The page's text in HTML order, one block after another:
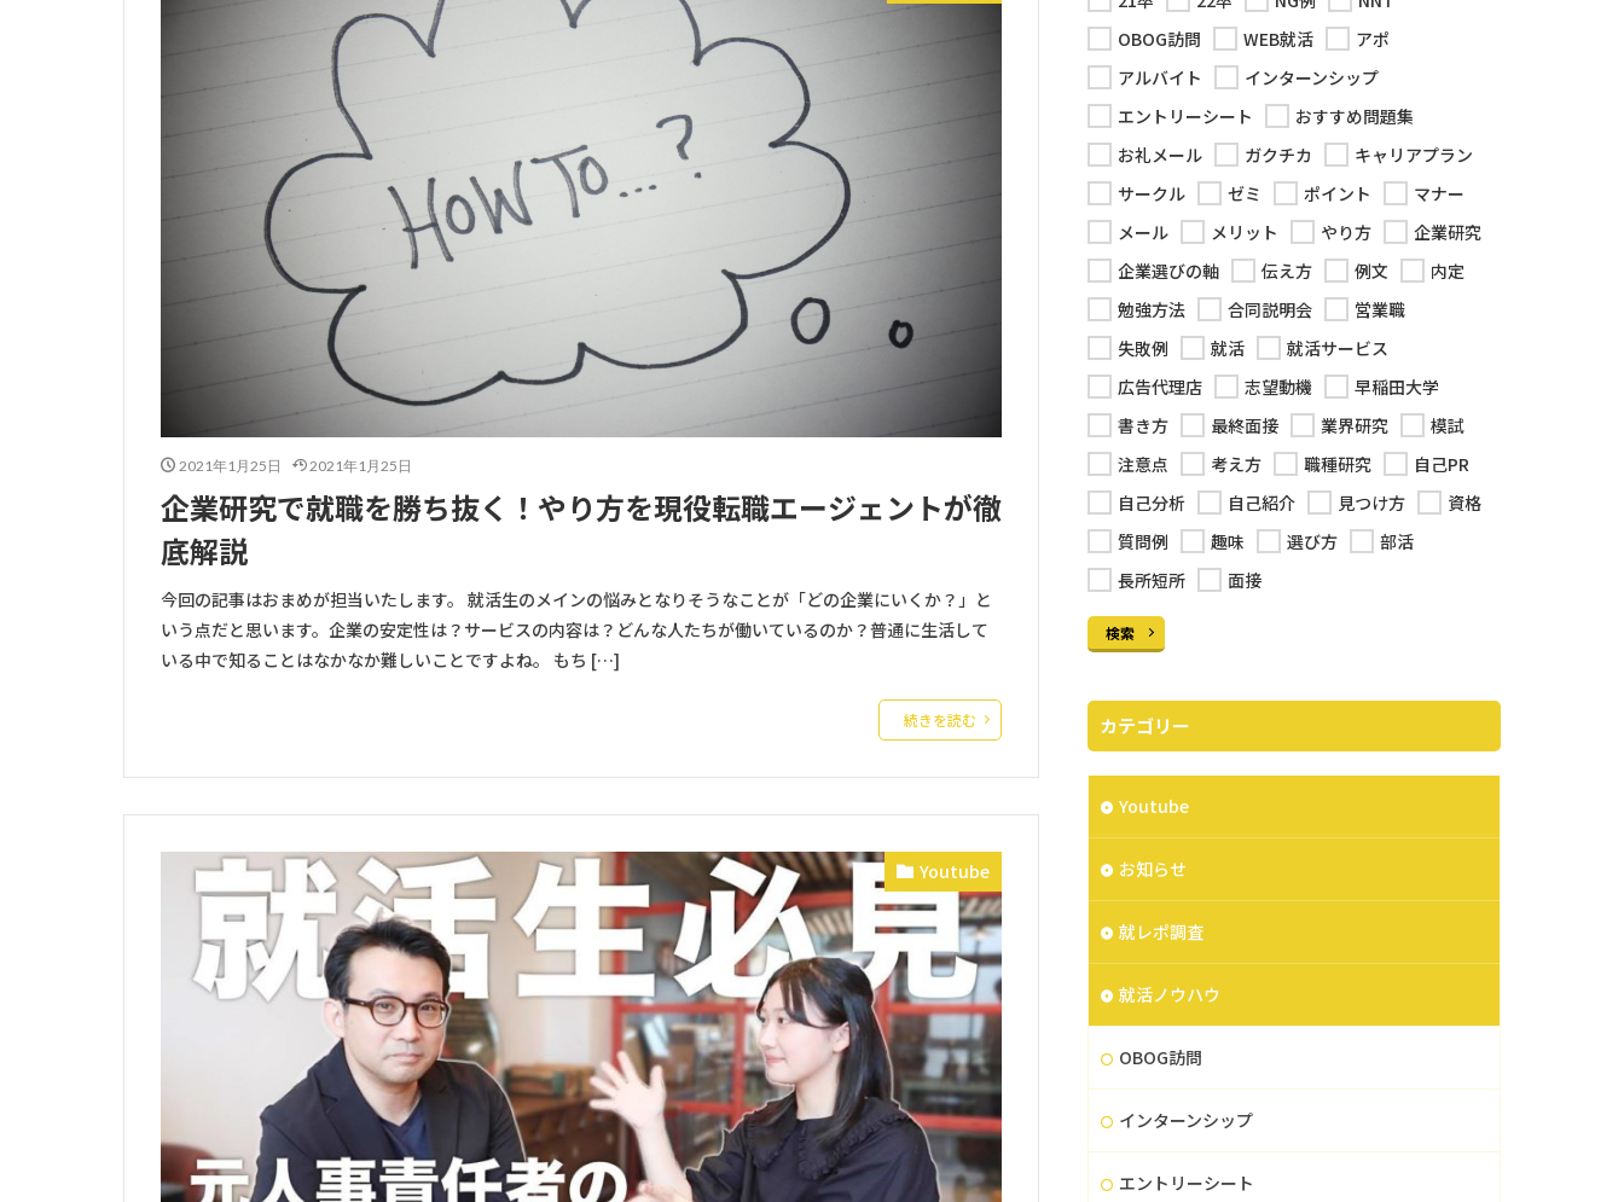
2021年1月25日 2021年1月25日
企業研究で就職を勝ち抜く！やり方を現役転職エージェントが徹
底解説
今回の記事はおまめが担当いたします。 就活生のメインの悩みとなりそうなことが「どの企業にいくか？」と
いう点だと思います。企業の安定性は？サービスの内容は？どんな人たちが働いているのか？普通に生活して
いる中で知ることはなかなか難しいことですよね。 もち […]
続きを読む
Youtube
OBOG訪問
WEB就活
アポ
アルバイト
インターンシップ
エントリーシート
おすすめ問題集
お礼メール
ガクチカ
キャリアプラン
サークル
ゼミ ポイント
マナー
メール
メリット やり方
企業研究
企業選びの軸
伝え方 例文
内定
勉強方法
合同説明会
営業職
失敗例
就活
就活サービス
広告代理店
志望動機
早稲田大学
書き方
最終面接 業界研究
模試
注意点
考え方 職種研究
自己PR
自己分析
自己紹介 見つけ方
資格
質問例
趣味 選び方
部活
長所短所
面接
検索
カテゴリー
Youtube
お知らせ
就レポ調査
就活ノウハウ
OBOG訪問
インターンシップ
エントリーシート